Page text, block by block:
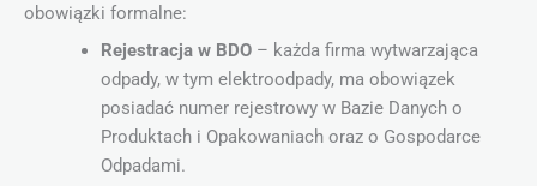
obowiązki formalne:
Rejestracja w BDO– każda firma wytwarzająca
odpady, w tym elektroodpady, ma obowiązek
posiadać numer rejestrowy w Bazie Danych o
Produktach i Opakowaniach oraz o Gospodarce
Odpadami.